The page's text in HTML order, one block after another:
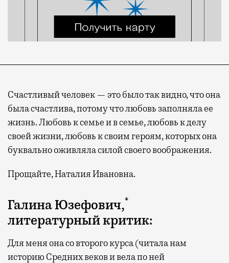
Счастливый человек — это было так видно, что она
была счастлива, потому что любовь заполняла ее
жизнь. Любовь к семье и в семье, любовь к делу
своей жизни, любовь к своим героям, которых она
буквально оживляла силой своего воображения.
Прощайте, Наталия Ивановна.
Галина Юзефович,*
литературный критик:
Для меня она со второго курса (читала нам
историю Средних веков и вела по ней